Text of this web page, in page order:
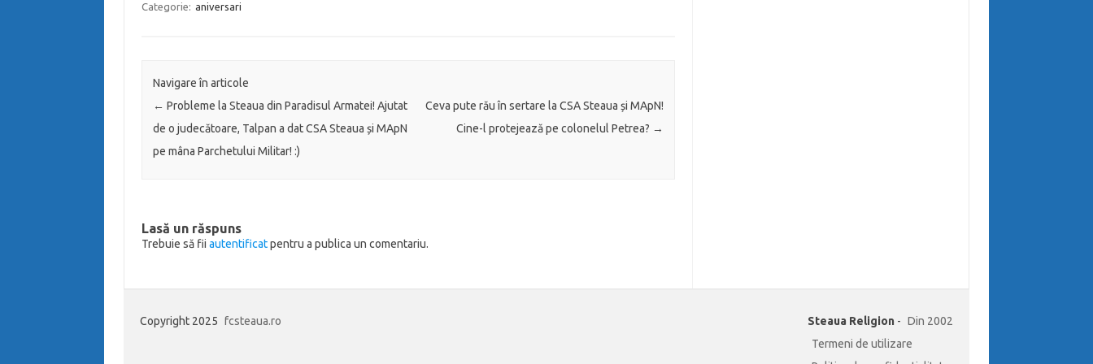
Categorie: aniversari
Navigare în articole
← Probleme la Steaua din Paradisul Armatei! Ajutat
de o judecătoare, Talpan a dat CSA Steaua și MApN
pe mâna Parchetului Militar! :)
Ceva pute rău în sertare la CSA Steaua și MApN!
Cine-l protejează pe colonelul Petrea? →
Lasă un răspuns
Trebuie să fii autentificatpentru a publica un comentariu.
Copyright 2025 fcsteaua.ro Steaua Religion - Din 2002
Termeni de utilizare